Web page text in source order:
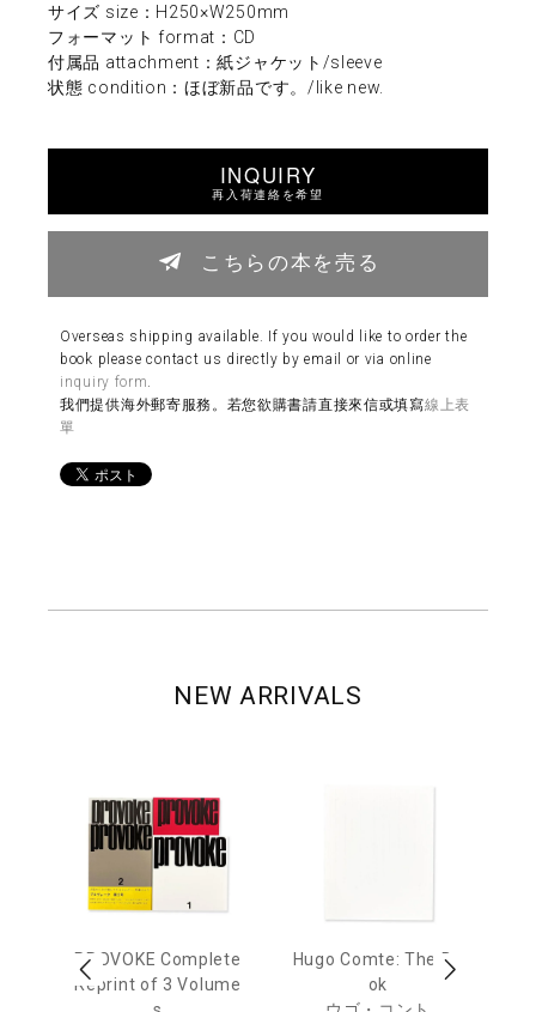
サイズ size：H250×W250mm
フォーマット format：CD
付属品 attachment：紙ジャケット/sleeve
状態 condition：ほぼ新品です。/like new.
INQUIRY
再入荷連絡を希望
こちらの本を売る
Overseas shipping available. If you would like to order the
book please contact us directly by email or via online
inquiry form
我們提供海外郵寄服務。若您欲購書請直接來信或填寫線上表
單
NEW ARRIVALS
PROVOKE Complete
Reprint of 3 Volume
Hugo Comte: The Bo
ok